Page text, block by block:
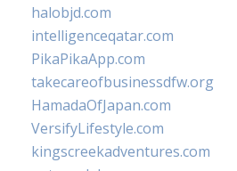
halobjd.com
intelligenceqatar.com
PikaPikaApp.com
takecareofbusinessdfw.org
HamadaOfJapan.com
VersifyLifestyle.com
kingscreekadventures.com